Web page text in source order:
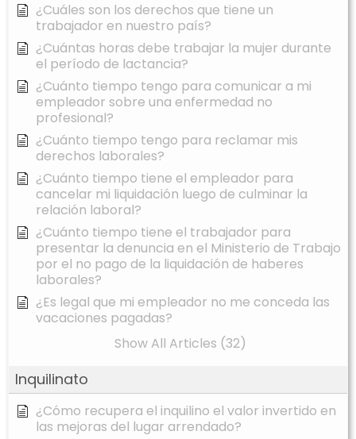
¿Cuáles son los derechos que tiene un
trabajador en nuestro país?
¿Cuántas horas debe trabajar la mujer durante
el período de lactancia?
¿Cuánto tiempo tengo para comunicar a mi
empleador sobre una enfermedad no
profesional?
¿Cuánto tiempo tengo para reclamar mis
derechos laborales?
¿Cuánto tiempo tiene el empleador para
cancelar mi liquidación luego de culminar la
relación laboral?
¿Cuánto tiempo tiene el trabajador para
presentar la denuncia en el Ministerio de Trabajo
por el no pago de la liquidación de haberes
laborales?
¿Es legal que mi empleador no me conceda las
vacaciones pagadas?
Show All Articles (32)
Inquilinato
¿Cómo recupera el inquilino el valor invertido en
las mejoras del lugar arrendado?